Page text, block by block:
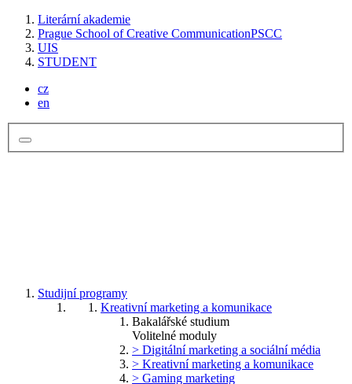
Literární akademie
Prague School of Creative CommunicationPSCC
UIS
STUDENT
cz
en
Studijní programy
Kreativní marketing a komunikace
Bakalářské studium
Volitelné moduly
> Digitální marketing a sociální média
> Kreativní marketing a komunikace
> Gaming marketing